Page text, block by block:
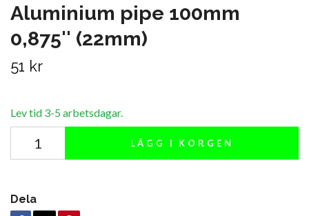
Aluminium pipe 100mm
0,875'' (22mm)
51 kr
Lev tid 3-5 arbetsdagar.
LÄGG I KORGEN
Dela